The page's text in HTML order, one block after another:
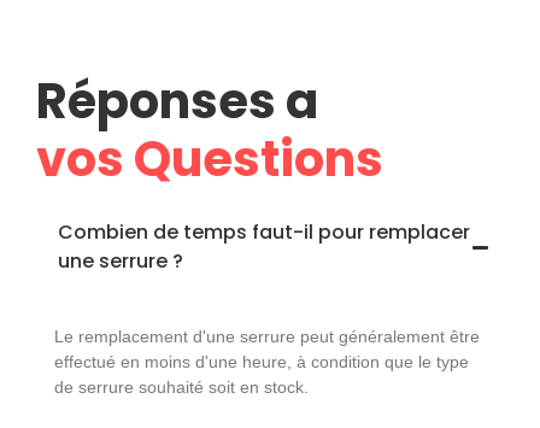
Réponses a
vos Questions
Combien de temps faut-il pour remplacer
une serrure ?
Le remplacement d'une serrure peut généralement être
effectué en moins d'une heure, à condition que le type
de serrure souhaité soit en stock.